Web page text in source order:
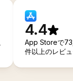
4.4
App Storeで
件以上のレビ